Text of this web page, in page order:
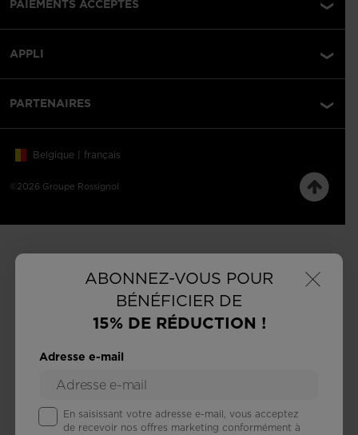
×
ABONNEZ-VOUS POUR
BÉNÉFICIER DE
15% DE RÉDUCTION !
Adresse e-mail
En saisissant votre adresse e-mail, vous acceptez
de recevoir nos offres marketing conformément à
PAIEMENTS ACCEPTÉS
APPLI
PARTENAIRES
©2026 Groupe Rossignol
Belgique | français